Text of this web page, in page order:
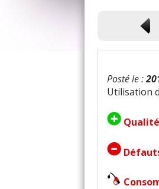
Posté le :
Utilisation